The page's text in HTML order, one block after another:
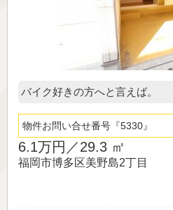
バイク好きの方へと言えば。
物件お問い合せ番号 5330
6.1万円／29.3 ㎡
福岡市博多区美野島2丁目